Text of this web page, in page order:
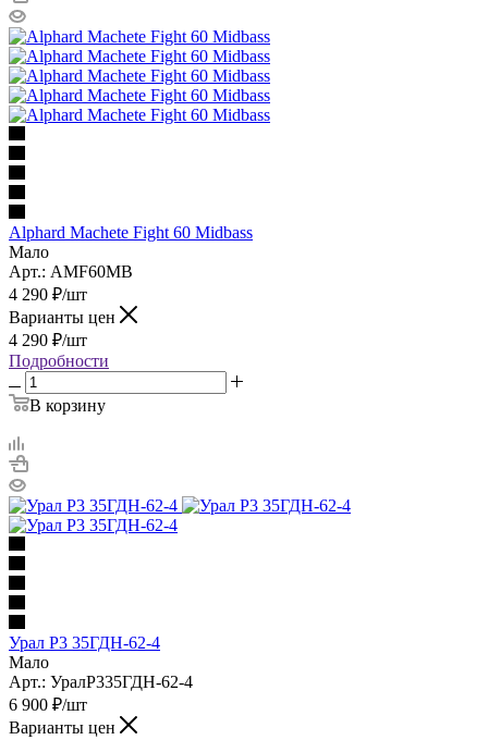
Alphard Machete Fight 60 Midbass
Мало
Арт.: AMF60MB
4 290 ₽/шт
Варианты цен
4 290 ₽/шт
Подробности
В корзину
Урал Р3 35ГДН-62-4
Мало
Арт.: УралР335ГДН-62-4
6 900 ₽/шт
Варианты цен